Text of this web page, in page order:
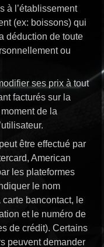
à l’établissement
(ex: boissons) qui
déduction de toute
ou
ses prix à tout
facturés sur la
de la
être effectué par
American
les plateformes
le nom
bancontact, le
et le numéro de
de crédit). Certains
peuvent demander